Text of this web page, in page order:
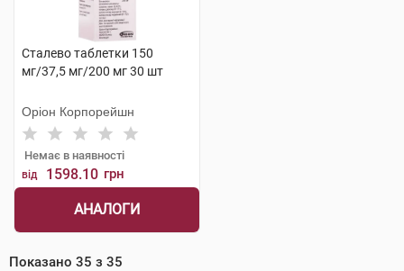
Сталево таблетки 150
мг/37,5 мг/200 мг 30 шт
Оріон Корпорейшн
Немає в наявності
від 1598.10 грн
АНАЛОГИ
Показано 35 з 35